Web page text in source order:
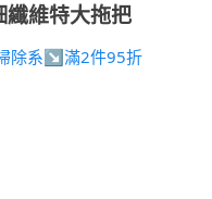
纖維特大拖把
除系↘滿2件95折